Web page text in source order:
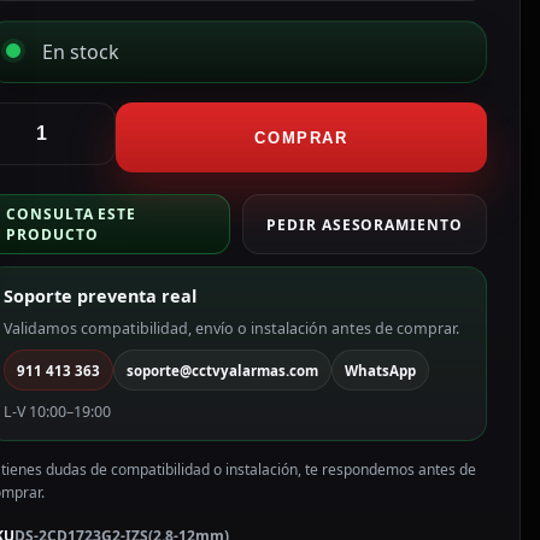
En stock
COMPRAR
CONSULTA ESTE
PRODUCTO
PEDIR ASESORAMIENTO
Soporte preventa real
Validamos compatibilidad, envío o instalación antes de comprar.
911 413 363 soporte@cctvyalarmas.com WhatsApp
L-V 10:00–19:00
dudas de compatibilidad o instalación, te respondemos antes de